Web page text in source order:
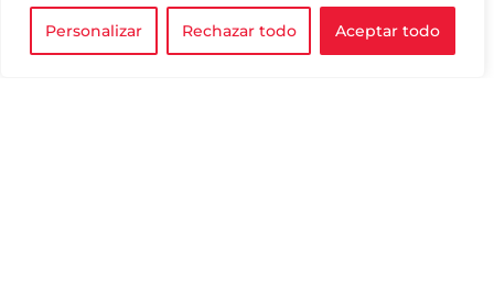
Personalizar Rechazar todo Aceptar todo